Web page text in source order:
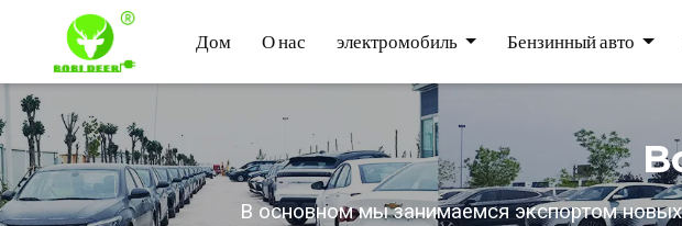
Дом О нас электромобиль Бензинный авто
В основном мы занимаемся экспортом